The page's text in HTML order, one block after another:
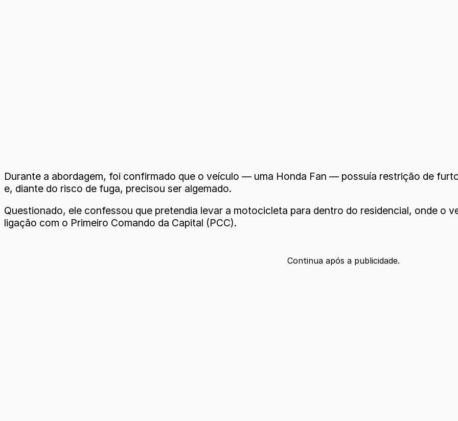
Durante a abordagem, foi confirmado que o veículo — uma Honda Fan — possuía restrição de
e, diante do risco de fuga, precisou ser algemado.
Questionado, ele confessou que pretendia levar a motocicleta para dentro do residencial, onde o
ligação com o Primeiro Comando da Capital (PCC).
Continua após a publicidade.